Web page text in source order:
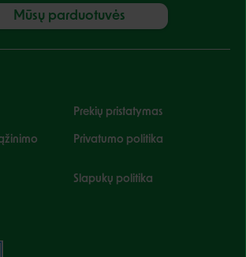
Mūsų parduotuvės
Prekių pristatymas
Privatumo politika
Slapukų politika